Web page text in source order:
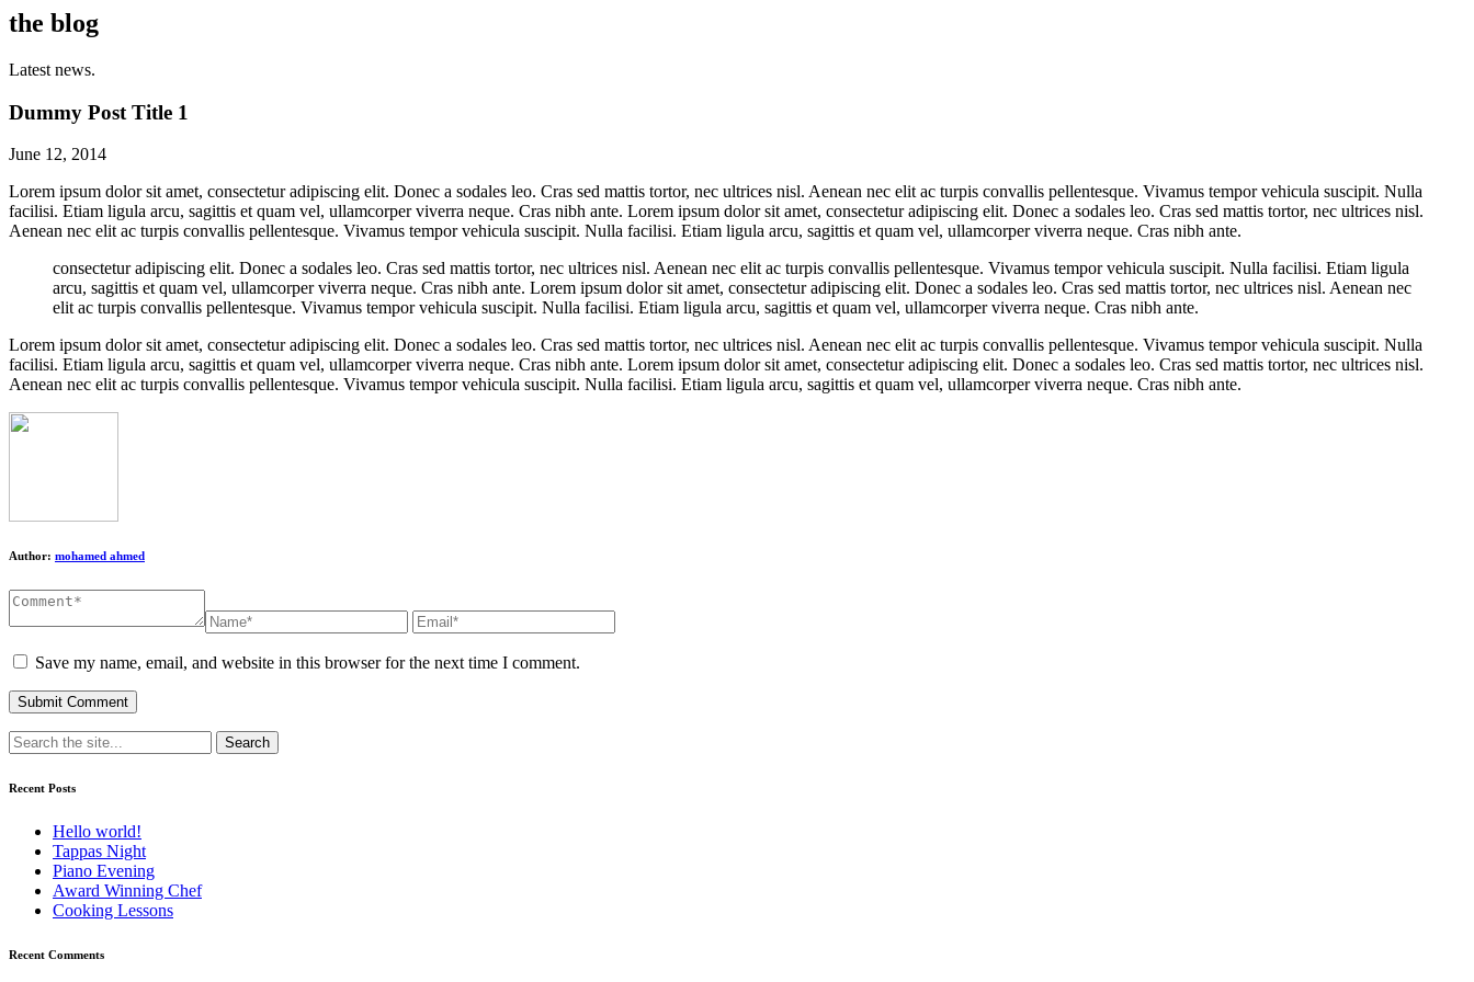
the blog
Latest news.
Dummy Post Title 1
June 12, 2014
Lorem ipsum dolor sit amet, consectetur adipiscing elit. Donec a sodales leo. Cras sed mattis tortor, nec ultrices nisl. Aenean nec elit ac turpis convallis pellentesque. Vivamus tempor vehicula suscipit. Nulla
facilisi. Etiam ligula arcu, sagittis et quam vel, ullamcorper viverra neque. Cras nibh ante. Lorem ipsum dolor sit amet, consectetur adipiscing elit. Donec a sodales leo. Cras sed mattis tortor, nec ultrices nisl.
Aenean nec elit ac turpis convallis pellentesque. Vivamus tempor vehicula suscipit. Nulla facilisi. Etiam ligula arcu, sagittis et quam vel, ullamcorper viverra neque. Cras nibh ante.
consectetur adipiscing elit. Donec a sodales leo. Cras sed mattis tortor, nec ultrices nisl. Aenean nec elit ac turpis convallis pellentesque. Vivamus tempor vehicula suscipit. Nulla facilisi. Etiam ligula
arcu, sagittis et quam vel, ullamcorper viverra neque. Cras nibh ante. Lorem ipsum dolor sit amet, consectetur adipiscing elit. Donec a sodales leo. Cras sed mattis tortor, nec ultrices nisl. Aenean nec
elit ac turpis convallis pellentesque. Vivamus tempor vehicula suscipit. Nulla facilisi. Etiam ligula arcu, sagittis et quam vel, ullamcorper viverra neque. Cras nibh ante.
Lorem ipsum dolor sit amet, consectetur adipiscing elit. Donec a sodales leo. Cras sed mattis tortor, nec ultrices nisl. Aenean nec elit ac turpis convallis pellentesque. Vivamus tempor vehicula suscipit. Nulla
facilisi. Etiam ligula arcu, sagittis et quam vel, ullamcorper viverra neque. Cras nibh ante. Lorem ipsum dolor sit amet, consectetur adipiscing elit. Donec a sodales leo. Cras sed mattis tortor, nec ultrices nisl.
Aenean nec elit ac turpis convallis pellentesque. Vivamus tempor vehicula suscipit. Nulla facilisi. Etiam ligula arcu, sagittis et quam vel, ullamcorper viverra neque. Cras nibh ante.
Author: mohamed ahmed
Save my name, email, and website in this browser for the next time I comment.
Recent Posts
Hello world!
Tappas Night
Piano Evening
Award Winning Chef
Cooking Lessons
Recent Comments